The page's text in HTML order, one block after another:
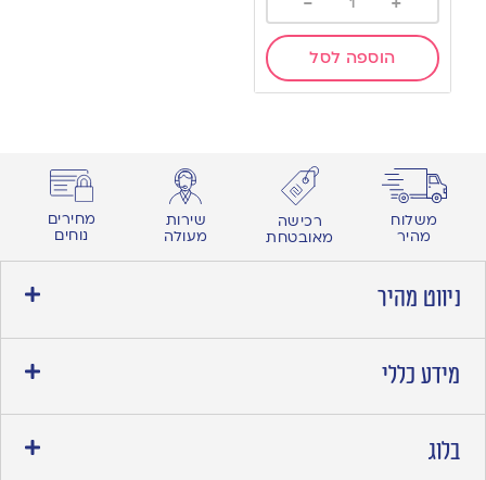
הוספה לסל
משלוח
מהיר
רכישה
מאובטחת
שירות
מעולה
מחירים
נוחים
ניווט מהיר
מידע כללי
בלוג